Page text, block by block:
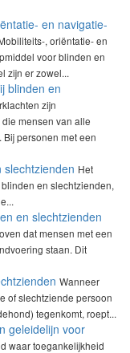
en navigatie-
, oriëntatie- en
voor blinden en
zijn er zowel...
blinden en
zijn
mensen van alle
personen met een
slechtzienden Het
en slechtzienden,
en slechtzienden
dat mensen met een
staan. Dit
Wanneer
of slechtziende persoon
tegenkomt, roept...
geleidelijn voor
waar toegankelijkheid